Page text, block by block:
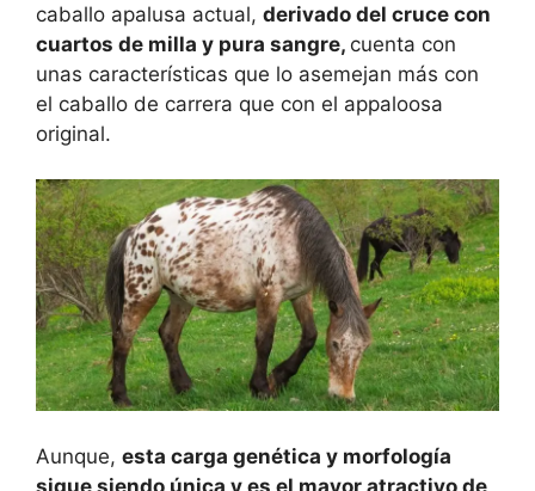
caballo apalusa actual, derivado del cruce con
cuartos de milla y pura sangre, cuenta con
unas características que lo asemejan más con
el caballo de carrera que con el appaloosa
original.
Aunque, esta carga genética y morfología
sigue siendo única y es el mayor atractivo de